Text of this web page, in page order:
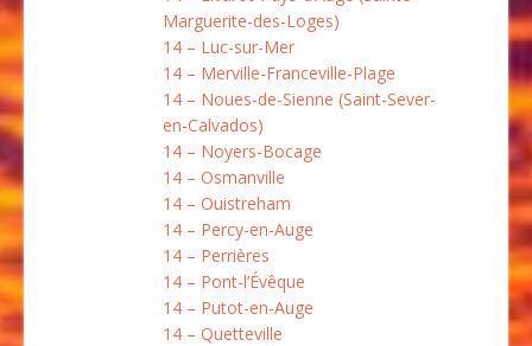
Marguerite-des-Loges)
14 – Luc-sur-Mer
14 – Merville-Franceville-Plage
14 – Noues-de-Sienne (Saint-Sever-
en-Calvados)
14 – Noyers-Bocage
14 – Osmanville
14 – Ouistreham
14 – Percy-en-Auge
14 – Perrières
14 – Pont-l’Évêque
14 – Putot-en-Auge
14 – Quetteville